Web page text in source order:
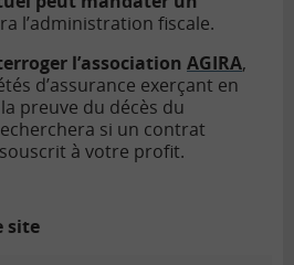
l’administration fiscale.
l’association AGIRA,
d’assurance exerçant en
preuve du décès du
si un contrat
à votre profit.
site